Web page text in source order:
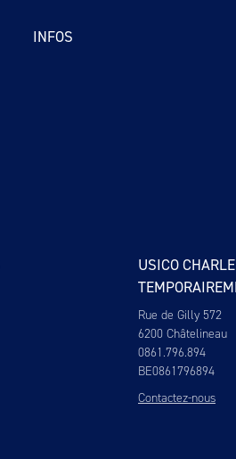
INFOS
USICO
Rue de Gilly 572
6200 Châtelineau
0861.796.894
BE0861796894
Contactez-nous